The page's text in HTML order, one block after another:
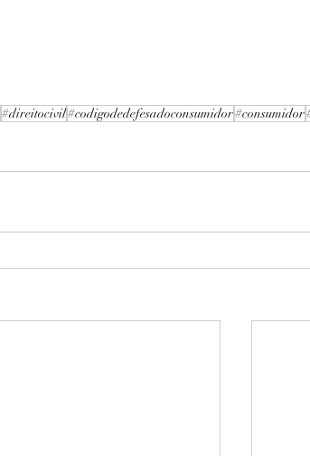
#direitocivil#codigodedefesadoconsumidor#consumidor